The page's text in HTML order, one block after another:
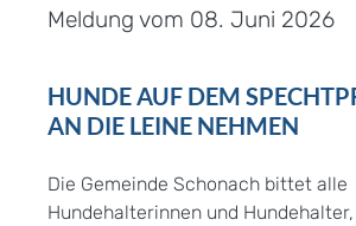
Meldung vom 08. Juni 2026
HUNDE AUF DEM
AN DIE LEINE NEHMEN
Die Gemeinde Schonach bittet alle
Hundehalterinnen und